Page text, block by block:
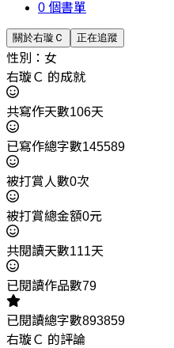
0 個書單
關於右璇Ｃ 正在追蹤
性別：女
右璇Ｃ 的成就
共寫作天數106天
已寫作總字數145589
被打賞人數0次
被打賞總金額0元
共閱讀天數111天
已閱讀作品數79
已閱讀總字數893859
右璇Ｃ 的評論